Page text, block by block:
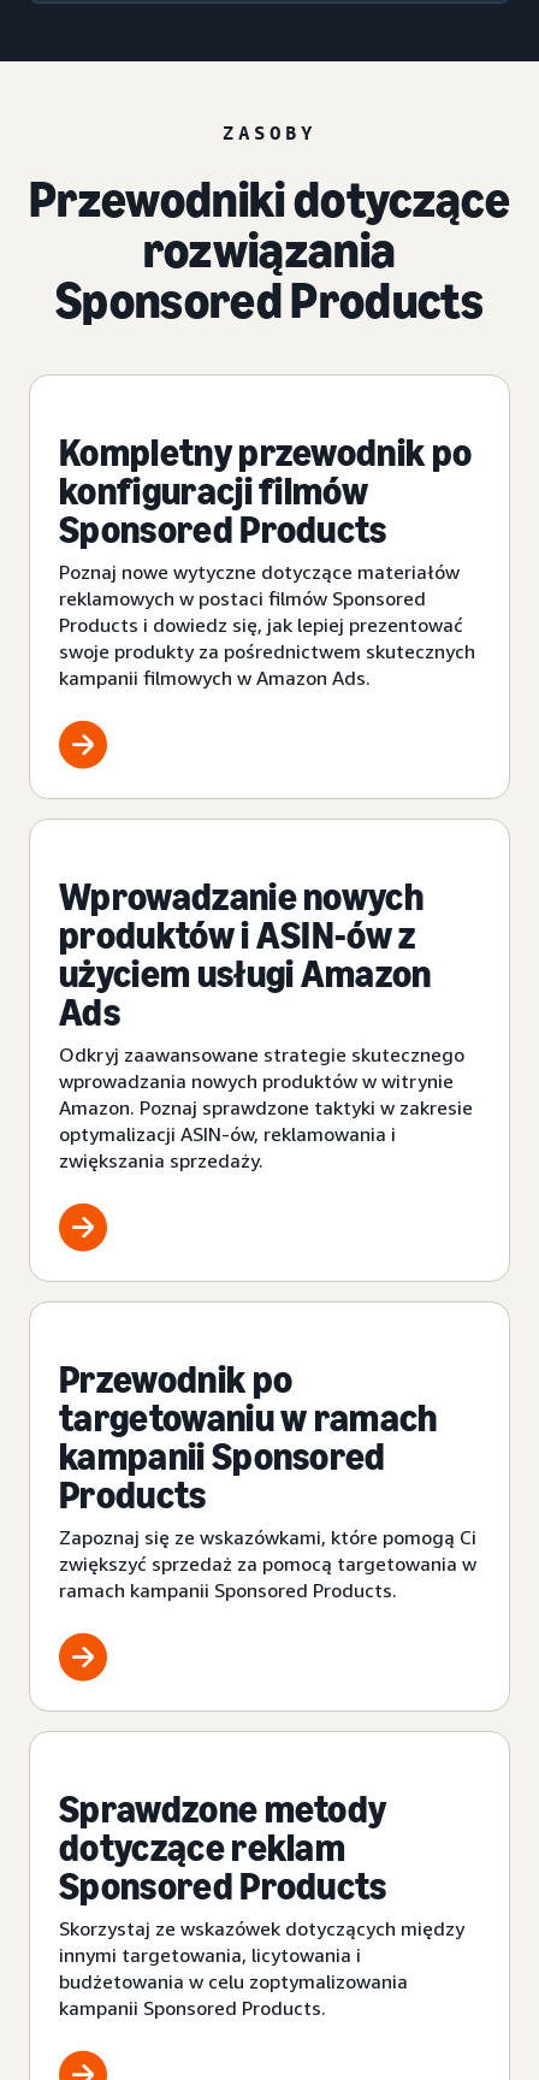
ZASOBY
Przewodniki dotyczące
rozwiązania
Sponsored Products
Kompletny przewodnik po
konfiguracji filmów
Sponsored Products
Poznaj nowe wytyczne dotyczące materiałów
reklamowych w postaci filmów Sponsored
Products i dowiedz się, jak lepiej prezentować
swoje produkty za pośrednictwem skutecznych
kampanii filmowych w Amazon Ads.
Wprowadzanie nowych
produktów i ASIN-ów z
użyciem usługi Amazon
Ads
Odkryj zaawansowane strategie skutecznego
wprowadzania nowych produktów w witrynie
Amazon. Poznaj sprawdzone taktyki w zakresie
optymalizacji ASIN-ów, reklamowania i
zwiększania sprzedaży.
Przewodnik po
targetowaniu w ramach
kampanii Sponsored
Products
Zapoznaj się ze wskazówkami, które pomogą Ci
zwiększyć sprzedaż za pomocą targetowania w
ramach kampanii Sponsored Products.
Sprawdzone metody
dotyczące reklam
Sponsored Products
Skorzystaj ze wskazówek dotyczących między
innymi targetowania, licytowania i
budżetowania w celu zoptymalizowania
kampanii Sponsored Products.